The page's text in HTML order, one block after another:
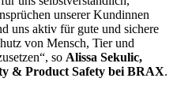
unserer Kundinnen
uns aktiv für gute und sichere
von Mensch, Tier und
so Alissa Sekulic,
& Product Safety bei BRAX.